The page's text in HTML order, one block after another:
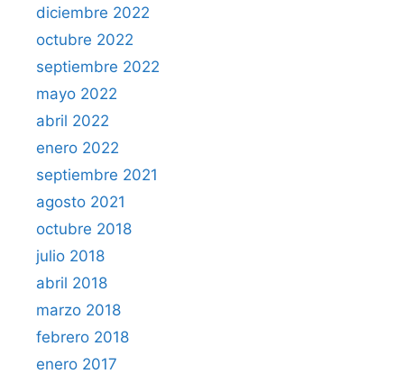
diciembre 2022
octubre 2022
septiembre 2022
mayo 2022
abril 2022
enero 2022
septiembre 2021
agosto 2021
octubre 2018
julio 2018
abril 2018
marzo 2018
febrero 2018
enero 2017